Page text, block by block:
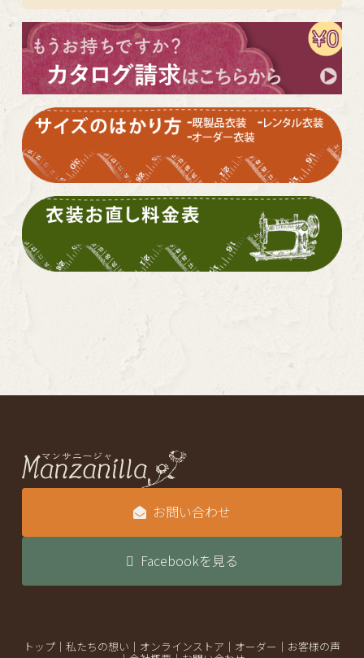
お問い合わせ
Facebookを見る
トップ｜ 私たちの想い オンラインストア オーダー
お客様の声